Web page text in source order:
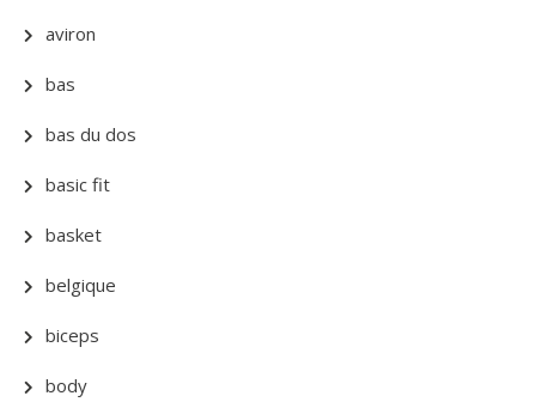
aviron
bas
bas du dos
basic fit
basket
belgique
biceps
body